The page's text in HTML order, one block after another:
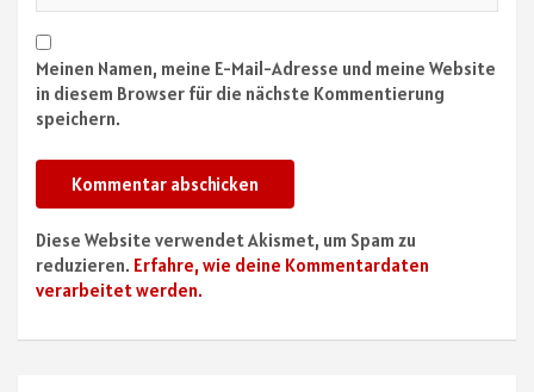
Meinen Namen, meine E-Mail-Adresse und meine Website
in diesem Browser für die nächste Kommentierung
speichern.
Diese Website verwendet Akismet, um Spam zu
reduzieren. Erfahre, wie deine Kommentardaten
verarbeitet werden.